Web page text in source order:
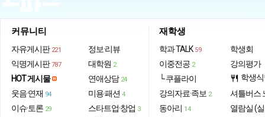
커뮤니티
자유게시판 221
익명게시판 787
HOT 게시물
웃음·연재 94
이슈·토론 29
정보·리뷰
대학원 2
연애상담 24
미용·패션 4
스타트업·창업 3
재학생
학과 TALK 59
이중전공 2
└ 쿠플라이
강의자료·족보 2
동아리 14
학생회
강의평가
restaurant 학생
셔틀버스
열람실 (